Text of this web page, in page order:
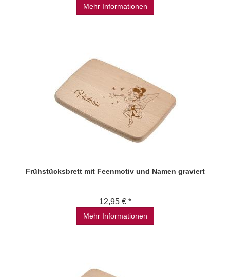
Mehr Informationen
Frühstücksbrett mit Feenmotiv und Namen graviert
12,95 € *
Mehr Informationen